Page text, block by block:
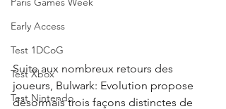
Early Access
Test 1DCoG
Test Xbox
Test Nintendo
Suite aux nombreux retours des
joueurs, Bulwark: Evolution propose
désormais trois façons distinctes de